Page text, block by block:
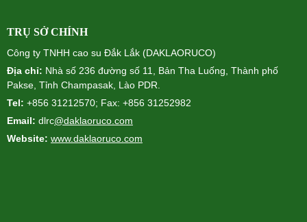
TRỤ SỞ CHÍNH
Công ty TNHH cao su Đắk Lắk (DAKLAORUCO)
Địa chỉ: Nhà số 236 đường số 11, Bản Tha Luống, Thành phố
Pakse, Tỉnh Champasak, Lào PDR.
Tel: +856 31212570; Fax: +856 31252982
Email: dlrc@daklaoruco.com
Website: www.daklaoruco.com